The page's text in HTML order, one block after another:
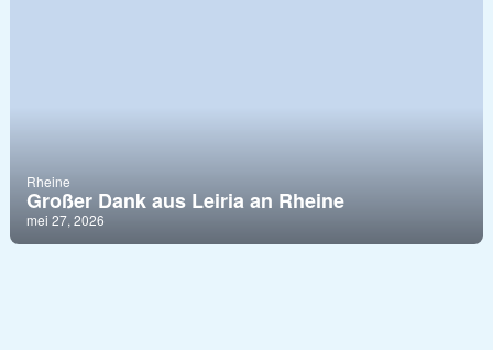
Rheine
Großer Dank aus Leiria an Rheine
mei 27, 2026